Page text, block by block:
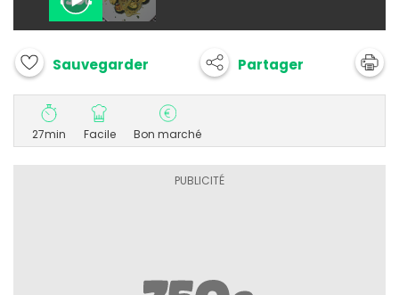
Sauvegarder Partager
27min Facile Bon marché